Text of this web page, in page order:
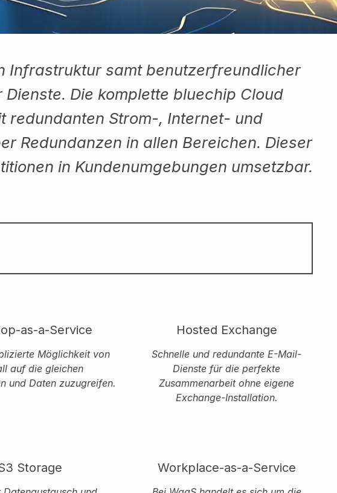
Infrastruktur samt benutzerfreundlicher
Die komplette bluechip Cloud
redundanten Strom-, Internet- und
Redundanzen in allen Bereichen. Dieser
in Kundenumgebungen umsetzbar.
as-a-Service
Möglichkeit von
auf die gleichen
und Daten zuzugreifen.
Hosted Exchange
Schnelle und redundante E-Mail-
Dienste für die perfekte
Zusammenarbeit ohne eigene
Exchange-Installation.
Storage Workplace-as-a-Service